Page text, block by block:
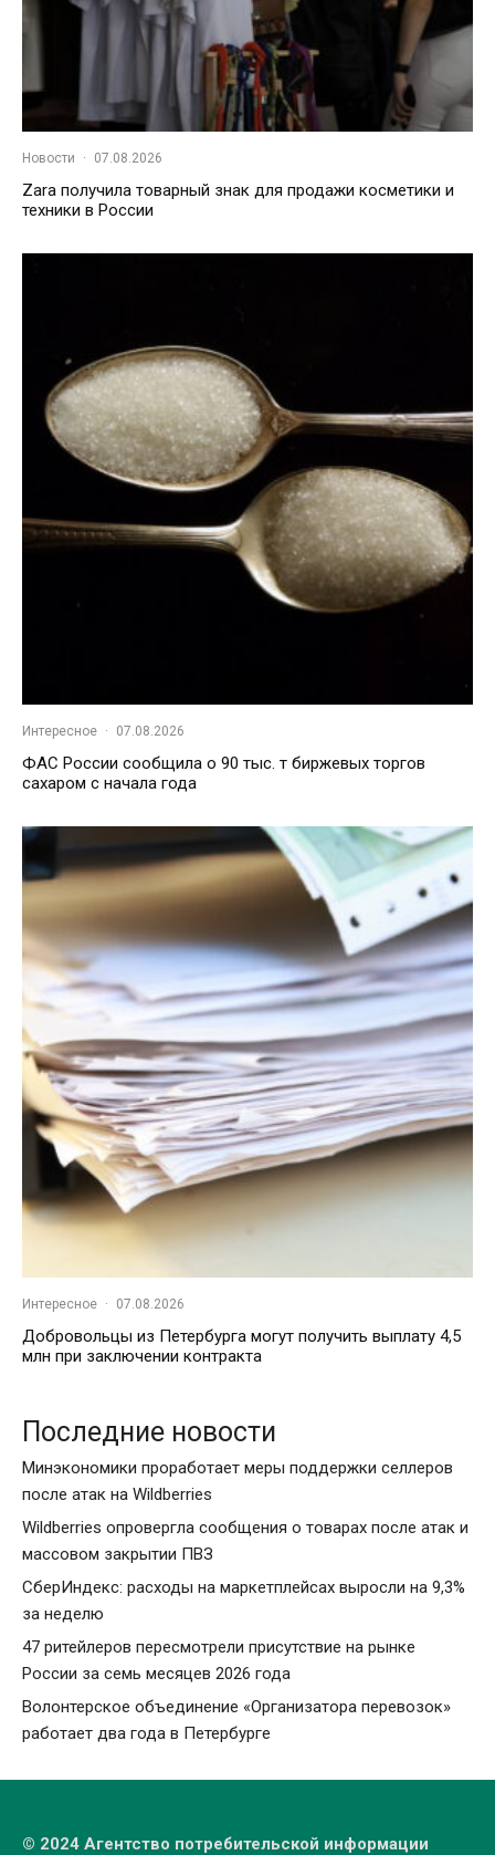
Новости · 07.08.2026
Zara получила товарный знак для продажи косметики и
техники в России
Интересное · 07.08.2026
ФАС России сообщила о 90 тыс. т биржевых торгов
сахаром с начала года
Интересное · 07.08.2026
Добровольцы из Петербурга могут получить выплату 4,5
млн при заключении контракта
Последние новости
Минэкономики проработает меры поддержки селлеров
после атак на Wildberries
Wildberries опровергла сообщения о товарах после атак и
массовом закрытии ПВЗ
СберИндекс: расходы на маркетплейсах выросли на 9,3%
за неделю
47 ритейлеров пересмотрели присутствие на рынке
России за семь месяцев 2026 года
Волонтерское объединение «Организатора перевозок»
работает два года в Петербурге
© 2024 Агентство потребительской информации